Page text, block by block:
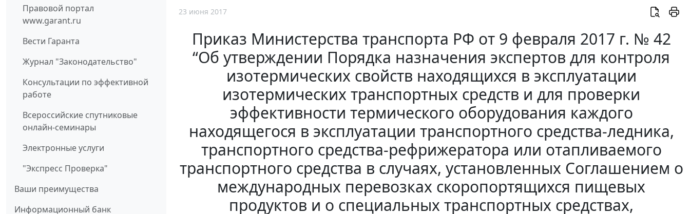
Правовой портал
www.garant.ru
Вести Гаранта
Журнал "Законодательство"
Консультации по эффективной
работе
Всероссийские спутниковые
онлайн-семинары
Электронные услуги
"Экспресс Проверка"
Ваши преимущества
Информационный банк
23 июня 2017
Приказ Министерства транспорта РФ от 9 февраля 2017 г. № 42
“Об утверждении Порядка назначения экспертов для контроля
изотермических свойств находящихся в эксплуатации
изотермических транспортных средств и для проверки
эффективности термического оборудования каждого
находящегося в эксплуатации транспортного средства-ледника,
транспортного средства-рефрижератора или отапливаемого
транспортного средства в случаях, установленных Соглашением о
международных перевозках скоропортящихся пищевых
продуктов и о специальных транспортных средствах,